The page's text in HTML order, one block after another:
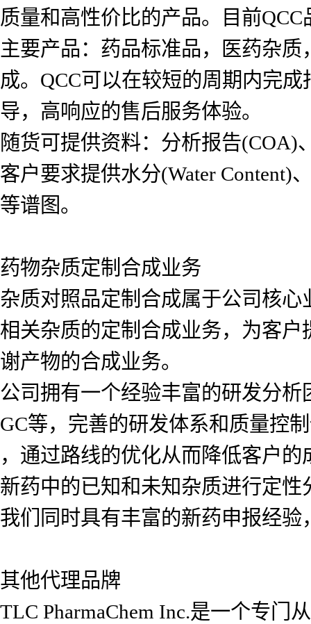
质量和高性价比的产品。目前
主要产品：药品标准品，医药杂
成。QCC可以在较短的周期内完
导，高响应的售后服务体验。
随货可提供资料：分析报告(COA)
客户要求提供水分(Water Content)
等谱图。
药物杂质定制合成业务
杂质对照品定制合成属于公司核
相关杂质的定制合成业务，为客
谢产物的合成业务。
公司拥有一个经验丰富的研发分
GC等，完善的研发体系和质量控
，通过路线的优化从而降低客户
新药中的已知和未知杂质进行定性
我们同时具有丰富的新药申报经
其他代理品牌
TLC PharmaChem Inc.是一个专